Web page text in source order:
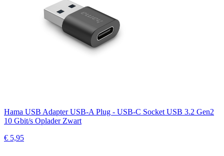
Hama USB Adapter USB-A Plug - USB-C Socket USB 3.2 Gen2
10 Gbit/s Oplader Zwart
€ 5,95